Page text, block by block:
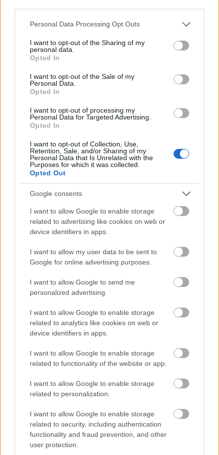
Please note that this website/app uses one or more Google
not limited to your visit or usage behaviour. You may click to
grant or deny consent to Google and its third-party tags to
use your data for below specified purposes in below Google
consent section.
Personal Data Processing Opt Outs
I want to opt-out of the Sharing of my
personal data.
Opted In
I want to opt-out of the Sale of my
Personal Data.
Opted In
I want to opt-out of processing my
Personal Data for Targeted Advertising.
Opted In
I want to opt-out of Collection, Use,
Retention, Sale, and/or Sharing of my
Personal Data that Is Unrelated with the
Purposes for which it was collected.
Opted Out
Google consents
I want to allow Google to enable storage
related to advertising like cookies on web or
device identifiers in apps.
I want to allow my user data to be sent to
Google for online advertising purposes.
I want to allow Google to send me
personalized advertising.
I want to allow Google to enable storage
related to analytics like cookies on web or
device identifiers in apps.
I want to allow Google to enable storage
related to functionality of the website or app.
I want to allow Google to enable storage
related to personalization.
I want to allow Google to enable storage
related to security, including authentication
functionality and fraud prevention, and other
user protection.
δημοσιονομική και μακροοικονομική εικόνα της
χώρας, καθώς και το περιορισμένο δημοσιονομικό
Προϋπολογισμού, εκτιμάται ότι η προβλεπόμενη
αύξηση των καθαρών δαπανών για το 2026 κατά
7,5% σε ετήσια βάση, έναντι μέγιστου
συνιστώμενου ρυθμού 3,6%, δεν θέτει σε κίνδυνο
τη συμμόρφωση με το σχετικό δημοσιονομικό
πλαίσιο. Και τούτο διότι η σωρευτική αύξηση των
καθαρών δαπανών για την περίοδο 2024–2026
σχετικής σύστασης του Συμβουλίου,
λαμβανομένης υπόψη και της ευελιξίας που
παρέχει η ρήτρα διαφυγής για τις αυξημένες
αμυντικές δαπάνες. Επιπλέον, διασφαλίζεται η
τήρηση της τιμής αναφοράς για το έλλειμμα της
Γενικής Κυβέρνησης στο 3% του ΑΕΠ,
δεδομένου ότι, σύμφωνα με την Ετήσια Έκθεση
Προόδου 2026, αυτό προβλέπεται να
διαμορφωθεί στο 0,2% του ΑΕΠ για το 2026.
Παράλληλα, διατηρείται η αναγκαία δημοσιονομική
πειθαρχία ώστε να συνεχιστεί η εύλογη και
διατηρήσιμη αποκλιμάκωση του λόγου χρέους
το πρωτογενές αποτέλεσμα της Γενικής
Κυβέρνησης διαμορφώνεται πλεονασματικό για
το τρέχον έτος, σε πλήρη συμμόρφωση με τον
εθνικό αριθμητικό δημοσιονομικό κανόνα.